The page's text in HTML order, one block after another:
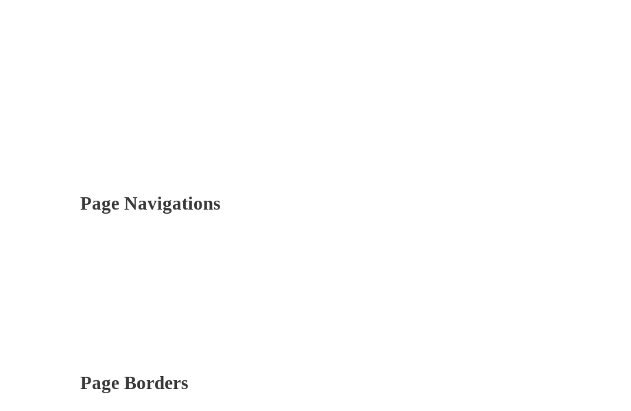
Page Navigations
Page Borders